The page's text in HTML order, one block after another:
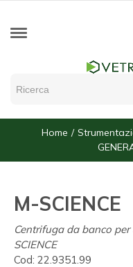
Home
M-SCIENCE
Centrifuga da banco
SCIENCE
Cod: 22.9351.99